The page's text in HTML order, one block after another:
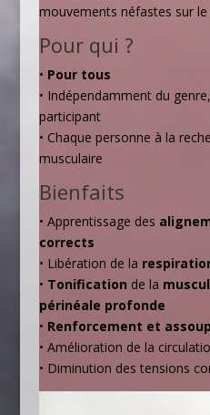
mouvements néfastes sur
Pour qui ?
• Pour tous
• Indépendamment du
participant
• Chaque personne à la
musculaire
Bienfaits
• Apprentissage des
corrects
• Libération de la
• Tonification de la
périnéale profonde
• Renforcement et
• Amélioration de la
• Diminution des tensions